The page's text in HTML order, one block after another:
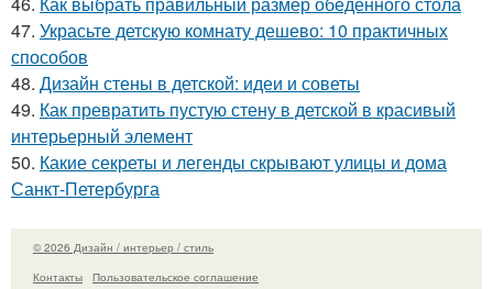
47. Украсьте детскую комнату дешево: 10 практичных
способов
48. Дизайн стены в детской: идеи и советы
49. Как превратить пустую стену в детской в красивый
интерьерный элемент
50. Какие секреты и легенды скрывают улицы и дома
Санкт-Петербурга
© 2026 Дизайн / интерьер / стиль
Контакты
Пользовательское соглашение